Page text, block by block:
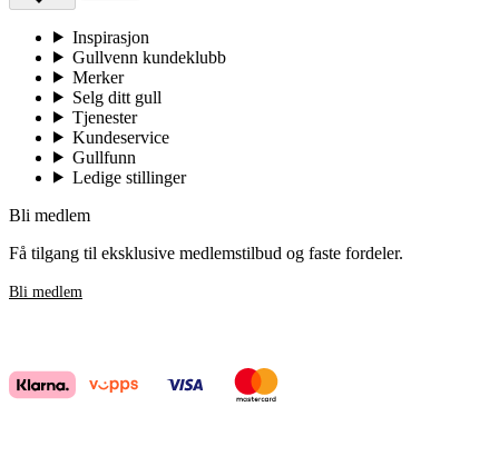
Inspirasjon
Gullvenn kundeklubb
Merker
Selg ditt gull
Tjenester
Kundeservice
Gullfunn
Ledige stillinger
Bli medlem
Få tilgang til eksklusive medlemstilbud og faste fordeler.
Bli medlem